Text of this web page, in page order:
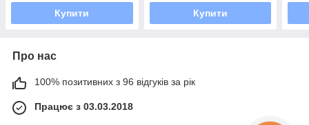
Купити Купити
Про нас
100% позитивних з 96 відгуків за рік
Працює з 03.03.2018